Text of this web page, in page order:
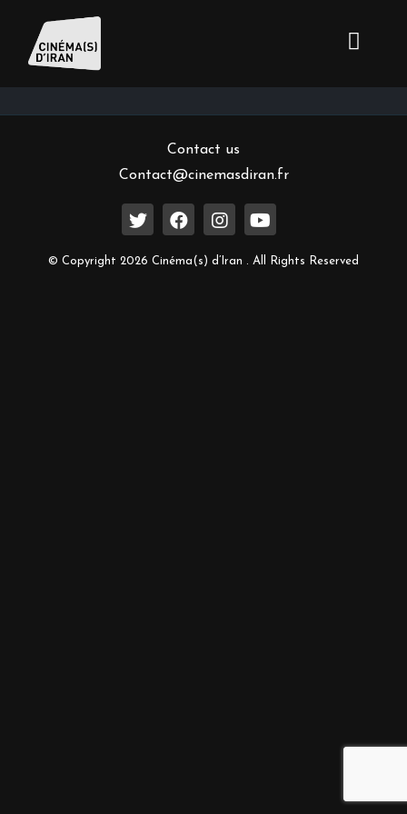
Inscrivez-vous à notre newsletter
Contact us
Contact@cinemasdiran.fr
© Copyright 2026 Cinéma(s) d’Iran . All Rights Reserved